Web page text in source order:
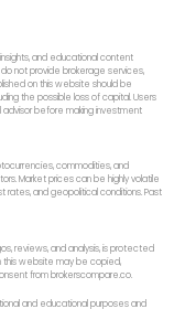
and educational content
not provide brokerage services,
on this website should be
the possible loss of capital. Users
before making investment
commodities, and
Market prices can be highly volatile
and geopolitical conditions. Past
reviews, and analysis, is protected
this website may be copied,
from brokerscompare.co.
and educational purposes and